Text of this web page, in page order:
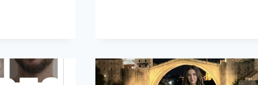
UN
ALTERNATIVE
COUNTRY